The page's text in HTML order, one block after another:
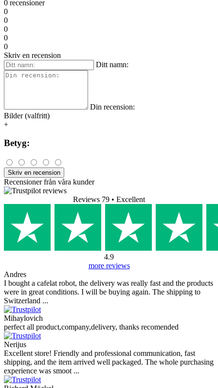
0 recensioner
0
0
0
0
0
Skriv en recension
Ditt namn:
Din recension:
Bilder (valfritt)
+
Betyg:
Skriv en recension
Recensioner från våra kunder
Reviews 79 • Excellent
4.9
more reviews
Andres
I bought a cafelat robot, the delivery was really fast and the products
were in great conditions. I will be buying again. The shipping to
Switzerland ...
Mihaylovich
perfect all product,company,delivery, thanks recomended
Nerijus
Excellent store! Friendly and professional communication, fast
shipping, and the item arrived well packaged. The whole purchasing
experience was smoot ...